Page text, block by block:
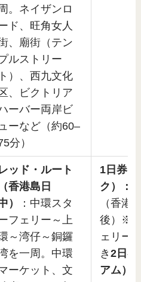
。ネイザンロ
ド、旺角女人
、廟街（テン
ルストリー
ト）、西九文化
、ビクトリア
ーバー両岸ビ
ューなど（約60–
分）
ッド・ルート
（香港島日
）
：中環スタ
フェリー～上
～湾仔～銅鑼
を一周。中環
ーケット、文
1日券
ク）：
（香港
後）※
ェリー
き 2日券
アム）